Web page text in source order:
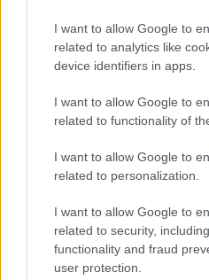
I want to allow Google to
related to analytics like
device identifiers in apps.
I want to allow Google to
related to functionality of
I want to allow Google to
related to personalization.
I want to allow Google to
related to security,
functionality and fraud
user protection.